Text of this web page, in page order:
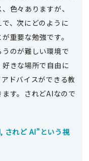
色々ありますが、
、次にどのように
重要な勉強です。
のが難しい環境で
きな場所で自由に
ドバイスができる教
す。されどAIなので
されど AI”という視